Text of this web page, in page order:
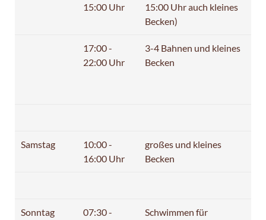
15:00 Uhr
15:00 Uhr auch kleines
Becken)
17:00 -
22:00 Uhr
3-4 Bahnen und kleines
Becken
Samstag
10:00 -
16:00 Uhr
großes und kleines
Becken
Sonntag 07:30 - Schwimmen für